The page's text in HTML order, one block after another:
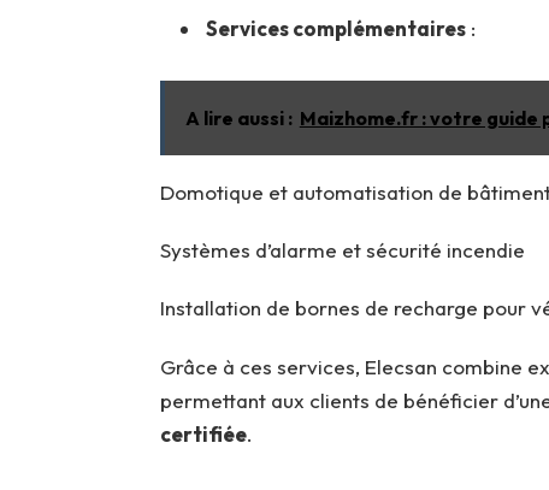
Services complémentaires:
A lire aussi : Maizhome.fr : votre guide
Domotique et automatisation de
Systèmes d’alarme et sécurité incendie
Installation de bornes de recharge pour
Grâce à ces services, Elecsan combine
permettant aux clients de bénéficier
certifiée.